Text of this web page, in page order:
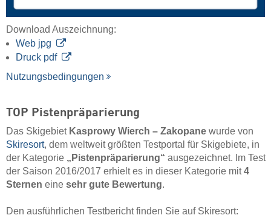
Download Auszeichnung:
Web jpg
Druck pdf
Nutzungsbedingungen
TOP Pistenpräparierung
Das Skigebiet Kasprowy Wierch – Zakopane wurde von
Skiresort, dem weltweit größten Testportal für Skigebiete, in
der Kategorie „Pistenpräparierung“ ausgezeichnet. Im Test
der Saison 2016/2017 erhielt es in dieser Kategorie mit4
Sternen eine sehr gute Bewertung.
Den ausführlichen Testbericht finden Sie auf Skiresort: